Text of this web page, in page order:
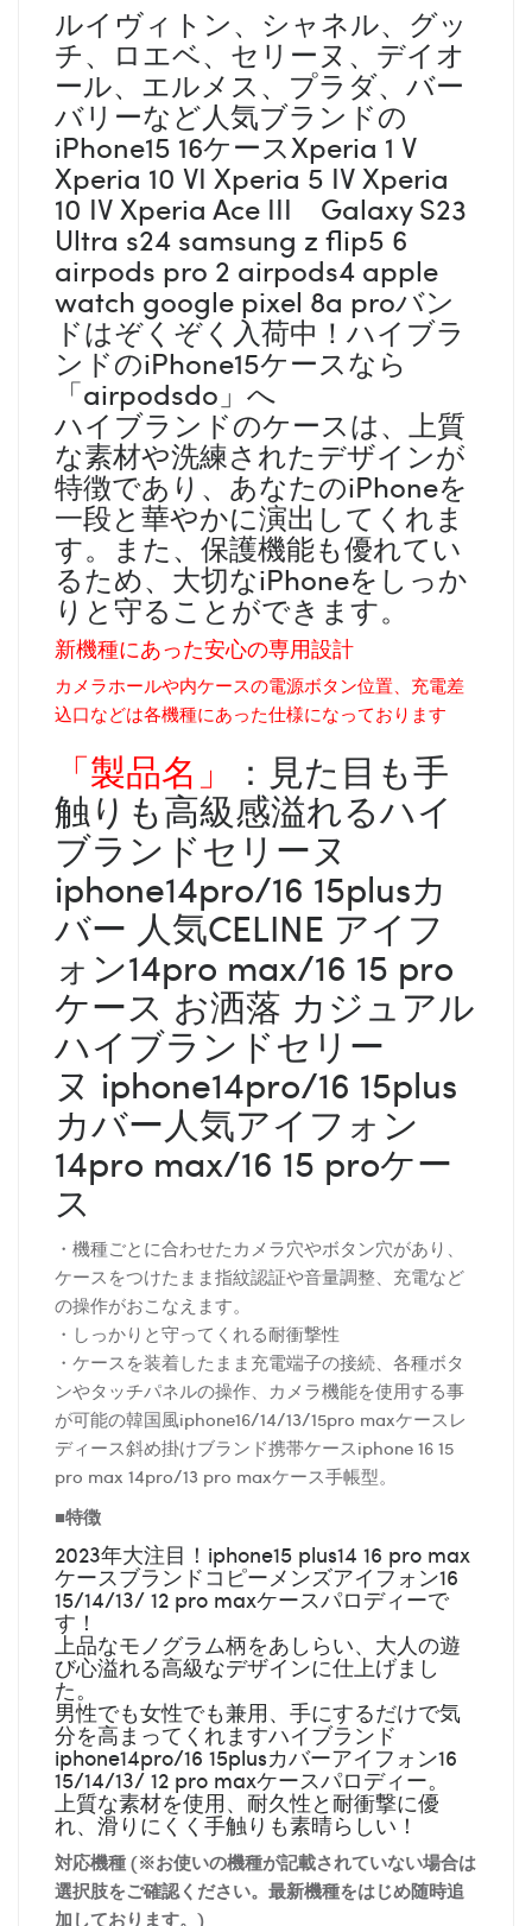
ルイヴィトン、シャネル、グッ
チ、ロエベ、セリーヌ、デイオ
ール、エルメス、プラダ、バー
バリーなど人気ブランドの
iPhone15 16ケースXperia 1 V
Xperia 10 VI Xperia 5 IV Xperia
10 IV Xperia Ace III Galaxy S23
Ultra s24 samsung z flip5 6
airpods pro 2 airpods4 apple
watch google pixel 8a proバン
ドはぞくぞく入荷中！ハイブラ
ンドのiPhone15ケースなら
「airpodsdo」へ
ハイブランドのケースは、上質
な素材や洗練されたデザインが
特徴であり、あなたのiPhoneを
一段と華やかに演出してくれま
す。また、保護機能も優れてい
るため、大切なiPhoneをしっか
りと守ることができます。
新機種にあった安心の専用設計
カメラホールや内ケースの電源ボタン位置、充電差
込口などは各機種にあった仕様になっております
「製品名」 ：見た目も手
触りも高級感溢れるハイ
ブランドセリーヌ
iphone14pro/16 15plusカ
バー 人気CELINE アイフ
ォン14pro max/16 15 pro
ケース お洒落 カジュアル
ハイブランドセリー
ヌ iphone14pro/16 15plus
カバー人気アイフォン
14pro max/16 15 proケー
ス
・機種ごとに合わせたカメラ穴やボタン穴があり、
ケースをつけたまま指紋認証や音量調整、充電など
の操作がおこなえます。
・しっかりと守ってくれる耐衝撃性
・ケースを装着したまま充電端子の接続、各種ボタ
ンやタッチパネルの操作、カメラ機能を使用する事
が可能の韓国風iphone16/14/13/15pro maxケースレ
ディース斜め掛けブランド携帯ケースiphone 16 15
pro max 14pro/13 pro maxケース手帳型。
■特徴
2023年大注目！iphone15 plus14 16 pro max
ケースブランドコピーメンズアイフォン16
15/14/13/ 12 pro maxケースパロディーで
す！
上品なモノグラム柄をあしらい、大人の遊
び心溢れる高級なデザインに仕上げまし
た。
男性でも女性でも兼用、手にするだけで気
分を高まってくれますハイブランド
iphone14pro/16 15plusカバーアイフォン16
15/14/13/ 12 pro maxケースパロディー。
上質な素材を使用、耐久性と耐衝撃に優
れ、滑りにくく手触りも素晴らしい！
対応機種 (※お使いの機種が記載されていない場合は
選択肢をご確認ください。最新機種をはじめ随時追
加しております。)